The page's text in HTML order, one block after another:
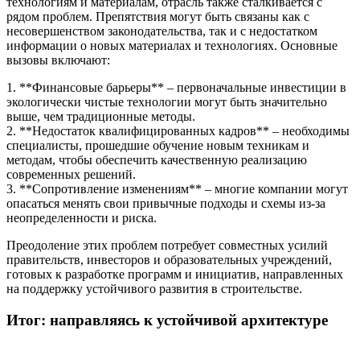
рядом проблем. Препятствия могут быть связаны как с
несовершенством законодательства, так и с недостатком
информации о новых материалах и технологиях. Основные
вызовы включают:
1. **Финансовые барьеры** – первоначальные инвестиции в
экологически чистые технологии могут быть значительно
выше, чем традиционные методы.
2. **Недостаток квалифицированных кадров** – необходимы
специалисты, прошедшие обучение новым техникам и
методам, чтобы обеспечить качественную реализацию
современных решений.
3. **Сопротивление изменениям** – многие компании могут
опасаться менять свои привычные подходы и схемы из-за
неопределенности и риска.
Преодоление этих проблем потребует совместных усилий
правительств, инвесторов и образовательных учреждений,
готовых к разработке программ и инициатив, направленных
на поддержку устойчивого развития в строительстве.
Итог: направляясь к устойчивой архитектуре